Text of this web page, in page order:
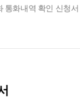
통화내역 확인 신청